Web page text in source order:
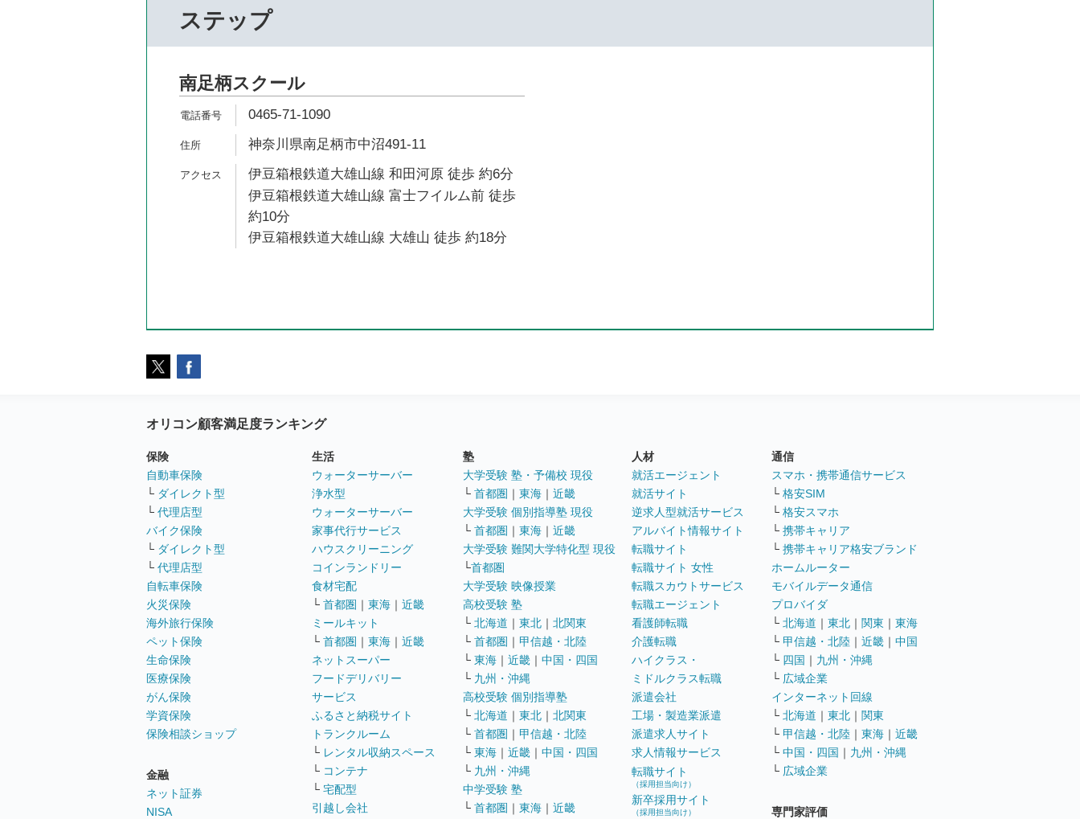
ステップ
南足柄スクール
0465-71-1090
神奈川県南足柄市中沼491-11
伊豆箱根鉄道大雄山線 和田河原 徒歩 約6分
伊豆箱根鉄道大雄山線 富士フイルム前 徒歩
約10分
伊豆箱根鉄道大雄山線 大雄山 徒歩 約18分
オリコン顧客満足度ランキング
保険
自動車保険
└ ダイレクト型
└ 代理店型
バイク保険
└ ダイレクト型
└ 代理店型
自転車保険
火災保険
海外旅行保険
ペット保険
生命保険
医療保険
がん保険
学資保険
保険相談ショップ
金融
ネット証券
NISA
生活
ウォーターサーバー
浄水型
ウォーターサーバー
家事代行サービス
ハウスクリーニング
コインランドリー
食材宅配
└ 首都圏 ｜ 東海 ｜ 近畿
ミールキット
└ 首都圏 ｜ 東海 ｜ 近畿
ネットスーパー
フードデリバリー
サービス
ふるさと納税サイト
トランクルーム
└ レンタル収納スペース
└ コンテナ
└ 宅配型
引越し会社
塾
大学受験 塾・予備校 現役
└ 首都圏 ｜ 東海 ｜ 近畿
大学受験 個別指導塾 現役
└ 首都圏 ｜ 東海 ｜ 近畿
大学受験 難関大学特化型 現役
└首都圏
大学受験 映像授業
高校受験 塾
└ 北海道 ｜ 東北 ｜ 北関東
└ 首都圏 ｜ 甲信越・北陸
└ 東海 ｜ 近畿 ｜ 中国・四国
└ 九州・沖縄
高校受験 個別指導塾
└ 北海道 ｜ 東北 ｜ 北関東
└ 首都圏 ｜ 甲信越・北陸
└ 東海 ｜ 近畿 ｜ 中国・四国
└ 九州・沖縄
中学受験 塾
└ 首都圏 ｜ 東海 ｜ 近畿
人材
就活エージェント
就活サイト
逆求人型就活サービス
アルバイト情報サイト
転職サイト
転職サイト 女性
転職スカウトサービス
転職エージェント
看護師転職
介護転職
ハイクラス・
ミドルクラス転職
派遣会社
工場・製造業派遣
派遣求人サイト
求人情報サービス
転職サイト
（採用担当向け）
新卒採用サイト
（採用担当向け）
通信
スマホ・携帯通信サービス
└ 格安SIM
└ 格安スマホ
└ 携帯キャリア
└ 携帯キャリア格安ブランド
ホームルーター
モバイルデータ通信
プロバイダ
└ 北海道 ｜ 東北 ｜ 関東 ｜ 東海
└ 甲信越・北陸 ｜ 近畿 ｜ 中国
└ 四国 ｜ 九州・沖縄
└ 広域企業
インターネット回線
└ 北海道 ｜ 東北 ｜ 関東
└ 甲信越・北陸 ｜ 東海 ｜ 近畿
└ 中国・四国 ｜ 九州・沖縄
└ 広域企業
専門家評価